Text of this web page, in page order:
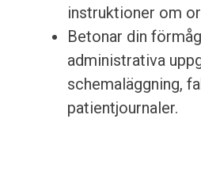
instruktioner om
Betonar din
administrativa
schemaläggning,
patientjournaler.